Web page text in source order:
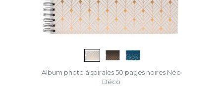
Album photo à spirales 50 pages noires Néo
Déco